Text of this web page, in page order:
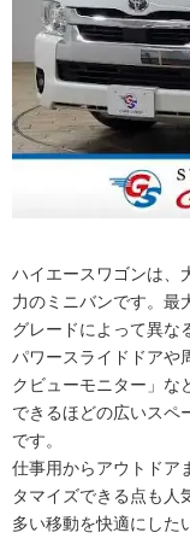
ハイエースワゴンは、
力のミニバンです。最
グレードによって異な
パワースライドドアや
クビューモニター」な
できるほどの広いスペ
です。
仕事用からアウトドア
タマイズできる点も人
多い移動を快適にした